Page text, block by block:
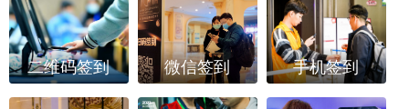
二维码签到 微信签到 手机签到